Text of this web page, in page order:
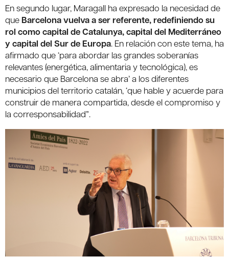
En segundo lugar, Maragall ha expresado la necesidad de
que Barcelona vuelva a ser referente, redefiniendo su
rol como capital de Catalunya, capital del Mediterráneo
y capital del Sur de Europa. En relación con este tema, ha
afirmado que ‘para abordar las grandes soberanías
relevantes (energética, alimentaria y tecnológica), es
necesario que Barcelona se abra’ a los diferentes
municipios del territorio catalán, ‘que hable y acuerde para
construir de manera compartida, desde el compromiso y
la corresponsabilidad”.